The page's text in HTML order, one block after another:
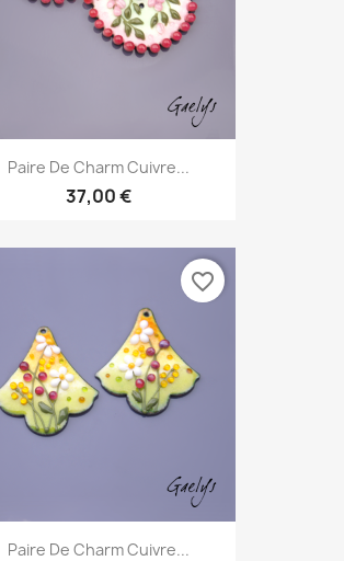
Paire De Charm Cuivre...
37,00 €
Paire De Charm Cuivre...
favorite_border